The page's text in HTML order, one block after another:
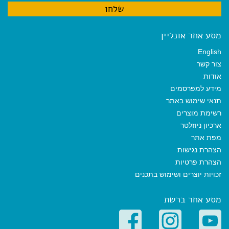
מסע אחר אונליין
English
צור קשר
אודות
מידע למפרסמים
תנאי שימוש באתר
רשימת מוצרים
ארכיון ניוזלטר
מפת אתר
הצהרת נגישות
הצהרת פרטיות
זכויות יוצרים ושימוש בתכנים
מסע אחר ברשת